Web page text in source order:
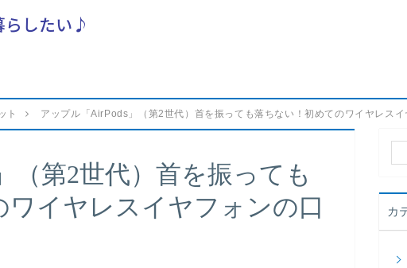
したい♪
ト アップル「AirPods」（第2世代）首を振っても落ちない！初めてのワイヤレス
（第2世代）首を振っても
イヤレスイヤフォンの口
カ